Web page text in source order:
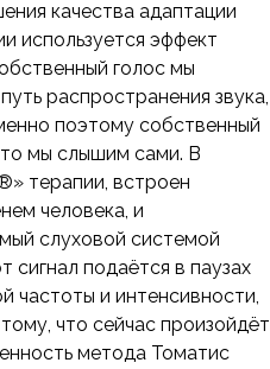
качества адаптации
используется эффект
голос мы
распространения звука,
поэтому собственный
мы слышим сами. В
терапии, встроен
человека, и
слуховой системой
сигнал подаётся в паузах
частоты и интенсивности,
что сейчас произойдёт
метода Томатис